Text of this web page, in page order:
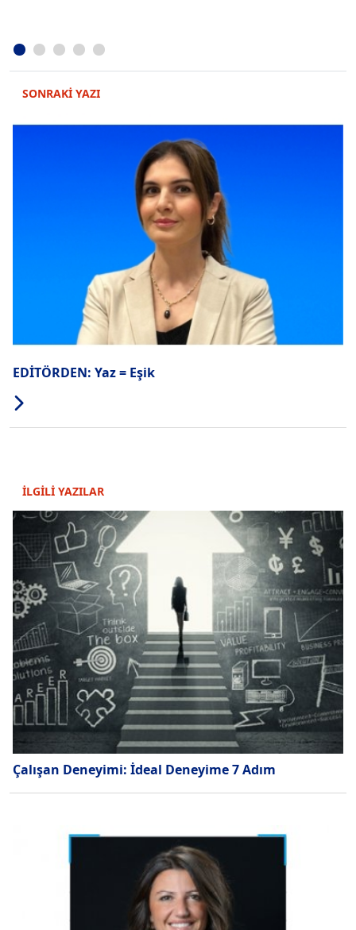
SONRAKİ YAZI
EDİTÖRDEN: Yaz = Eşik
İLGİLİ YAZILAR
Çalışan Deneyimi: İdeal Deneyime 7 Adım